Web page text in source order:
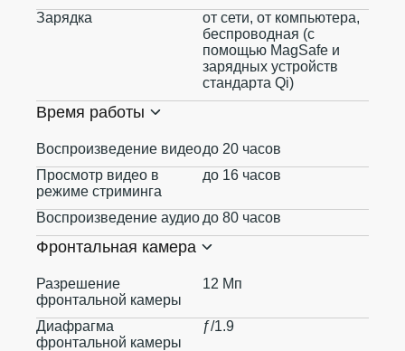
Зарядка
от сети, от компьютера,
беспроводная (с
помощью MagSafe и
зарядных устройств
стандарта Qi)
Время работы
Воспроизведение видеодо 20 часов
Просмотр видео в
режиме стриминга
до 16 часов
Воспроизведение аудио до 80 часов
Фронтальная камера
Разрешение
фронтальной камеры
12 Мп
Диафрагма
фронтальной камеры
ƒ/1.9